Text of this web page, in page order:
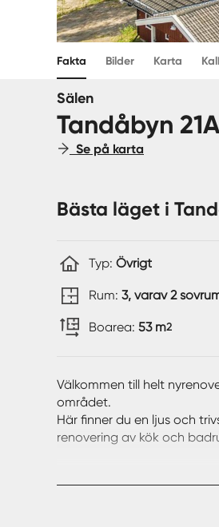
Fakta Bilder Karta
Sälen
Tandåbyn 21A
Se på karta
Bästa läget i
Typ: Övrigt
Rum: 3, varav 2
Boarea: 53 m2
Välkommen till helt
området.
Här finner du en ljus och
renovering av kök och
Allrummets fönsterparti
matplats och soffgrupp